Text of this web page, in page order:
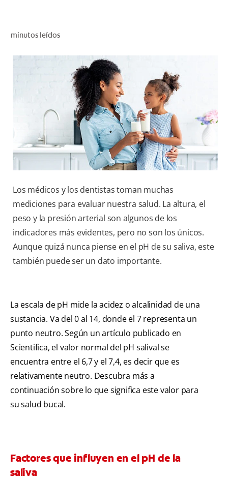
PROMOCIONES
SUSCRÍBASE
minutos leídos
Los médicos y los dentistas toman muchas
mediciones para evaluar nuestra salud. La altura, el
peso y la presión arterial son algunos de los
indicadores más evidentes, pero no son los únicos.
Aunque quizá nunca piense en el pH de su saliva, este
también puede ser un dato importante.
La escala de pH mide la acidez o alcalinidad de una
sustancia. Va del 0 al 14, donde el 7 representa un
punto neutro. Según un artículo publicado en
Scientifica, el valor normal del pH salival se
encuentra entre el 6,7 y el 7,4, es decir que es
relativamente neutro. Descubra más a
continuación sobre lo que significa este valor para
su salud bucal.
Factores que influyen en el pH de la
saliva